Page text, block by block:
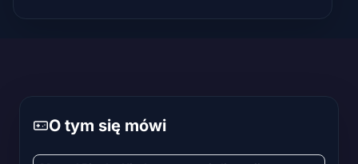
O tym się mówi